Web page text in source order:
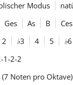
Modus
Ges As B Ces
2 ♭3 4 5 ♭6
1-2-2
Noten pro Oktave)